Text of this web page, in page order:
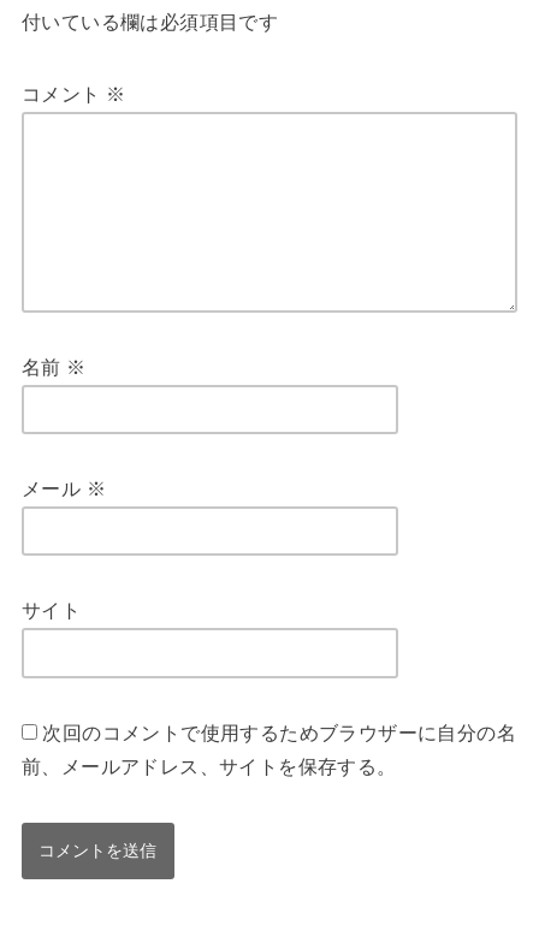
付いている欄は必須項目です
コメント ※
名前 ※
メール ※
サイト
次回のコメントで使用するためブラウザーに自分の名
前、メールアドレス、サイトを保存する。